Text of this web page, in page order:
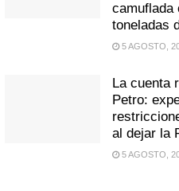
camuflada
toneladas
5 AGOSTO,
La cuenta
Petro:
al dejar la
5 AGOSTO,